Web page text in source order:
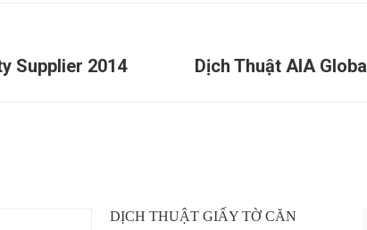
Supplier 2014
Next
Dịch Thuật AIA
DỊCH THUẬT GIẤY TỜ CĂN